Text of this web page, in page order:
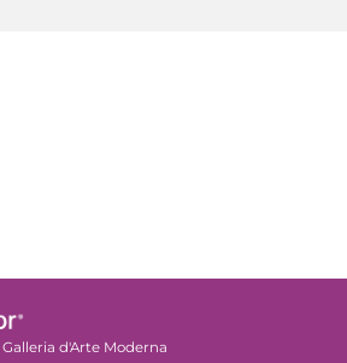
Galleria d'Arte Moderna